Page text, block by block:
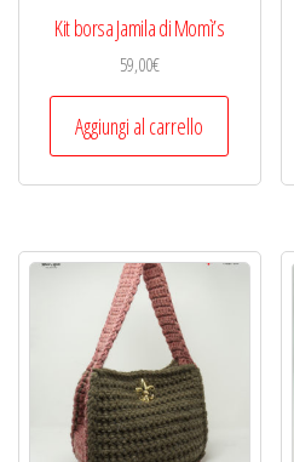
Kit borsa Jamila di Momì’s
59,00€
Aggiungi al carrello